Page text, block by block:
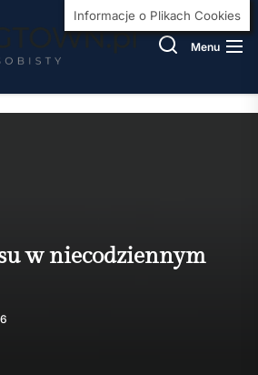
Menu
w niecodziennym
Informacje o Plikach Cookies